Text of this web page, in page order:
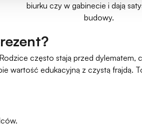
biurku czy w gabinecie i dają
budowy.
często stają przed dylematem,
wartość edukacyjną z czystą